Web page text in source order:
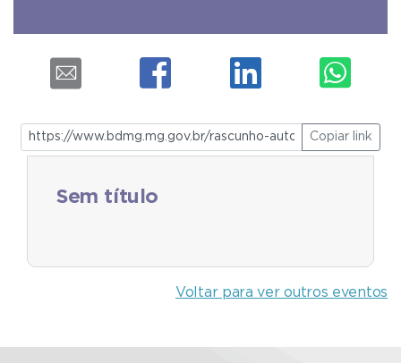
Copiar link
Sem título
Voltar para ver outros eventos